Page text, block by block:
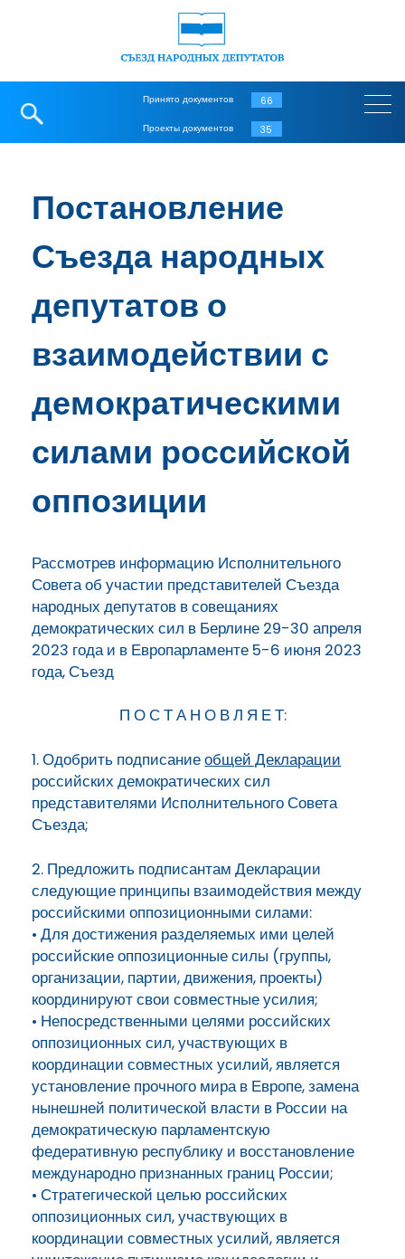
Принято документов 66
Проекты документов 35
Постановление
Съезда народных
депутатов о
взаимодействии с
демократическими
силами российской
оппозиции
Рассмотрев информацию Исполнительного
Совета об участии представителей Съезда
народных депутатов в совещаниях
демократических сил в Берлине 29-30 апреля
2023 года и в Европарламенте 5-6 июня 2023
года, Съезд
П О С Т А Н О В Л Я Е Т:
1. Одобрить подписаниеобщей Декларации
российских демократических сил
представителями Исполнительного Совета
Съезда;
2. Предложить подписантам Декларации
следующие принципы взаимодействия между
российскими оппозиционными силами:
• Для достижения разделяемых ими целей
российские оппозиционные силы (группы,
организации, партии, движения, проекты)
координируют свои совместные усилия;
• Непосредственными целями российских
оппозиционных сил, участвующих в
координации совместных усилий, является
установление прочного мира в Европе, замена
нынешней политической власти в России на
демократическую парламентскую
федеративную республику и восстановление
международно признанных границ России;
• Стратегической целью российских
оппозиционных сил, участвующих в
координации совместных усилий, является